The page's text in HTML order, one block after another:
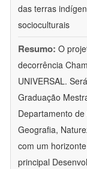
das terras
socioculturais
Resumo: O
decorrência
UNIVERSAL.
Graduação
Departamento
Geografia,
com um
principal